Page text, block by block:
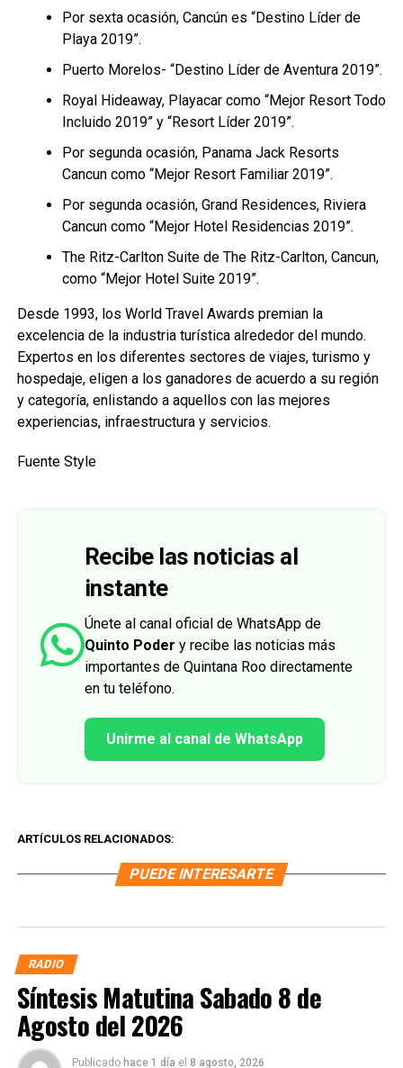
Por sexta ocasión, Cancún es “Destino Líder de
Playa 2019”.
Puerto Morelos- “Destino Líder de Aventura 2019”.
Royal Hideaway, Playacar como “Mejor Resort Todo
Incluido 2019” y “Resort Líder 2019”.
Por segunda ocasión, Panama Jack Resorts
Cancun como “Mejor Resort Familiar 2019”.
Por segunda ocasión, Grand Residences, Riviera
Cancun como “Mejor Hotel Residencias 2019”.
The Ritz-Carlton Suite de The Ritz-Carlton, Cancun,
como “Mejor Hotel Suite 2019”.
Desde 1993, los World Travel Awards premian la
excelencia de la industria turística alrededor del mundo.
Expertos en los diferentes sectores de viajes, turismo y
hospedaje, eligen a los ganadores de acuerdo a su región
y categoría, enlistando a aquellos con las mejores
experiencias, infraestructura y servicios.
Fuente Style
Recibe las noticias al
instante
Únete al canal oficial de WhatsApp de
Quinto Poder y recibe las noticias más
importantes de Quintana Roo directamente
en tu teléfono.
Unirme al canal de WhatsApp
ARTÍCULOS RELACIONADOS:
PUEDE INTERESARTE
RADIO
Síntesis Matutina Sabado 8 de
Agosto del 2026
Publicado hace 1 día el 8 agosto, 2026